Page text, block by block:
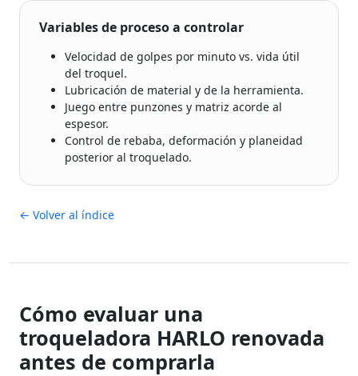
Variables de proceso a controlar
Velocidad de golpes por minuto vs. vida útil
del troquel.
Lubricación de material y de la herramienta.
Juego entre punzones y matriz acorde al
espesor.
Control de rebaba, deformación y planeidad
posterior al troquelado.
← Volver al índice
Cómo evaluar una
troqueladora HARLO renovada
antes de comprarla